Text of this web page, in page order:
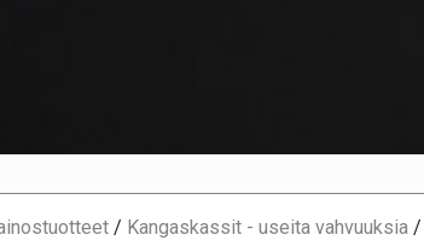
/ Kangaskassit - useita vahvuuksia /